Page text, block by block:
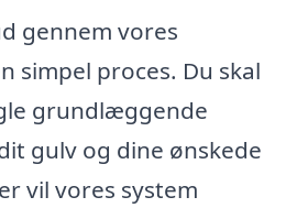
gennem vores
simpel proces. Du skal
grundlæggende
gulv og dine ønskede
vil vores system